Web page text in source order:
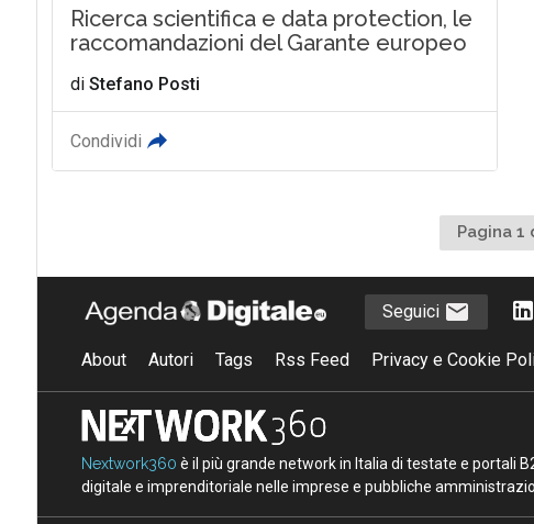
Ricerca scientifica e data protection, le
raccomandazioni del Garante europeo
di Stefano Posti
Condividi
Pagina 1
Seguici
About Autori Tags Rss Feed Privacy e Cookie
Nextwork360 è il più grande network in Italia di testate e portali
digitale e imprenditoriale nelle imprese e pubbliche